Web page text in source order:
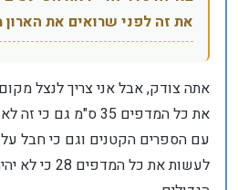
את זה לפני שרואים את הארון
אתה צודק, אבל אני צריך לנצל
את כל המדפים 35 ס"מ
עם הספרים הקטנים וגם כי חבל
לעשות את כל